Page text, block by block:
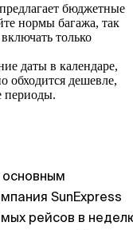
бюджетные
нормы багажа, так
только
даты в календаре,
обходится дешевле,
периоды.
SunExpress
рейсов в